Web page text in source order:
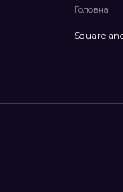
Головна
Square